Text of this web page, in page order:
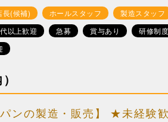
長(候補) ホールスタッフ
製造スタッフ
以上歓迎 急募 賞与あり
研修制
パンの製造・販売】 ★未経験